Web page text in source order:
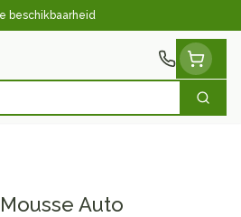
beschikbaarheid
Zoek
Auto